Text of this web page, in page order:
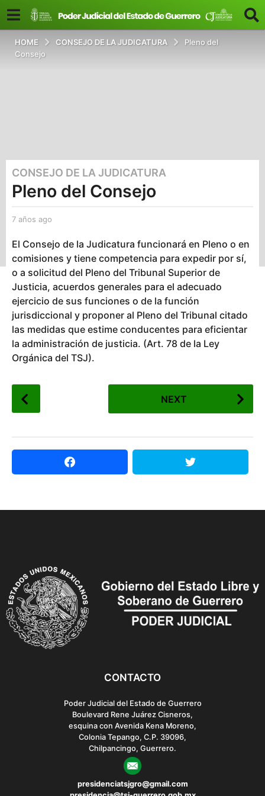
HOME CONSEJO DE LA JUDICATURA
Pleno del
Consejo
7
a
o
a
g
o
7
a
ñ
o
s
a
o
CONSEJO DE LA JUDICATURA
Pleno del Consejo
7 años ago
ñ
o
s
a
g
o
El Consejo de la Judicatura funcionará en Pleno o en
comisiones y tiene competencia para expedir por sí,
o a solicitud del Pleno del Tribunal Superior de
Justicia, acuerdos generales para el adecuado
ejercicio de sus funciones o de la función
jurisdiccional y proponer al Pleno del Tribunal citado
las medidas que estime conducentes para eficientar
la administración de justicia. (Art. 78 de la Ley
Orgánica del TSJ).
o
P
a
n
o
n
NEXT
CONTACTO
Poder Judicial del Estado de Guerrero
Boulevard Rene Juárez Cisneros,
esquina con Avenida Kena Moreno,
Colonia Tepango, C.P. 39096,
Chilpancingo, Guerrero.
presidenciatsjgro@gmail.com